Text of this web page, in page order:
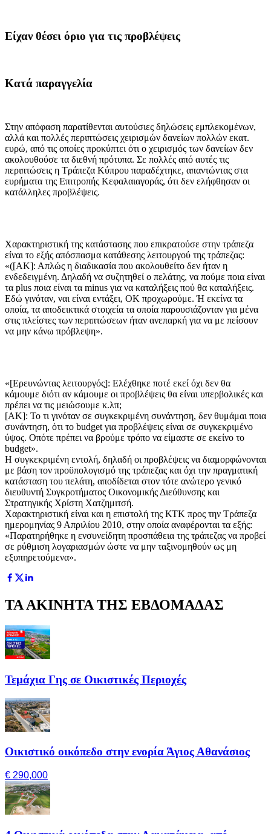
Είχαν θέσει όριο για τις προβλέψεις
Κατά παραγγελία
Στην απόφαση παρατίθενται αυτούσιες δηλώσεις εμπλεκομένων,
αλλά και πολλές περιπτώσεις χειρισμών δανείων πολλών εκατ.
ευρώ, από τις οποίες προκύπτει ότι ο χειρισμός των δανείων δεν
ακολουθούσε τα διεθνή πρότυπα. Σε πολλές από αυτές τις
περιπτώσεις η Τράπεζα Κύπρου παραδέχτηκε, απαντώντας στα
ευρήματα της Επιτροπής Κεφαλαιαγοράς, ότι δεν ελήφθησαν οι
κατάλληλες προβλέψεις.
Χαρακτηριστική της κατάστασης που επικρατούσε στην τράπεζα
είναι το εξής απόσπασμα κατάθεσης λειτουργού της τράπεζας:
«([ΑΚ]: Απλώς η διαδικασία που ακολουθείτο δεν ήταν η
ενδεδειγμένη. Δηλαδή να συζητηθεί ο πελάτης, να πούμε ποια είναι
τα plus ποια είναι τα minus για να καταλήξεις πού θα καταλήξεις.
Εδώ γινόταν, ναι είναι εντάξει, ΟΚ προχωρούμε. Ή εκείνα τα
οποία, τα αποδεικτικά στοιχεία τα οποία παρουσιάζονταν για μένα
στις πλείστες των περιπτώσεων ήταν ανεπαρκή για να με πείσουν
να μην κάνω πρόβλεψη».
«[Ερευνώντας λειτουργός]: Ελέχθηκε ποτέ εκεί όχι δεν θα
κάμουμε διότι αν κάμουμε οι προβλέψεις θα είναι υπερβολικές και
πρέπει να τις μειώσουμε κ.λπ;
[ΑΚ]: Το τι γινόταν σε συγκεκριμένη συνάντηση, δεν θυμάμαι ποια
συνάντηση, ότι το budget για προβλέψεις είναι σε συγκεκριμένο
ύψος. Οπότε πρέπει να βρούμε τρόπο να είμαστε σε εκείνο το
budget».
Η συγκεκριμένη εντολή, δηλαδή οι προβλέψεις να διαμορφώνονται
με βάση τον προϋπολογισμό της τράπεζας και όχι την πραγματική
κατάσταση του πελάτη, αποδίδεται στον τότε ανώτερο γενικό
διευθυντή Συγκροτήματος Οικονομικής Διεύθυνσης και
Στρατηγικής Χρίστη Χατζημιτσή.
Χαρακτηριστική είναι και η επιστολή της ΚΤΚ προς την Τράπεζα
ημερομηνίας 9 Απριλίου 2010, στην οποία αναφέρονται τα εξής:
«Παρατηρήθηκε η ενσυνείδητη προσπάθεια της τράπεζας να προβεί
σε ρύθμιση λογαριασμών ώστε να μην ταξινομηθούν ως μη
εξυπηρετούμενα».
ΤΑ ΑΚΙΝΗΤΑ ΤΗΣ ΕΒΔΟΜΑΔΑΣ
Τεμάχια Γης σε Οικιστικές Περιοχές
Οικιστικό οικόπεδο στην ενορία Άγιος Αθανάσιος
€ 290,000